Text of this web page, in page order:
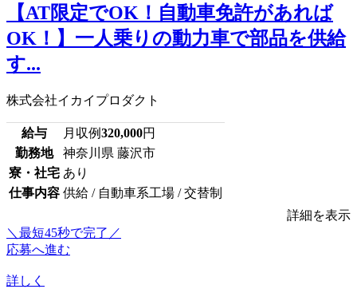
【AT限定でOK！自動車免許があれば
OK！】一人乗りの動力車で部品を供給
す...
株式会社イカイプロダクト
給与 月収例320,000円
勤務地
神奈川県 藤沢市
寮・社宅 あり
仕事内容 供給 / 自動車系工場 / 交替制
詳細を表示
＼最短45秒で完了／
応募へ進む
詳しく